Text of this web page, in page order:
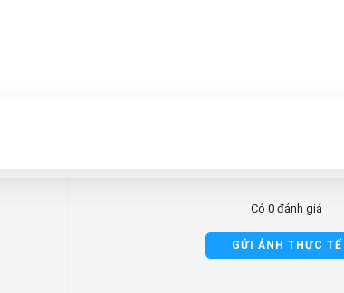
Có 0 đánh giá
GỬI ẢNH THỰC TẾ